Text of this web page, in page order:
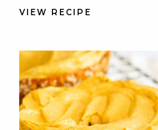
VIEW RECIPE